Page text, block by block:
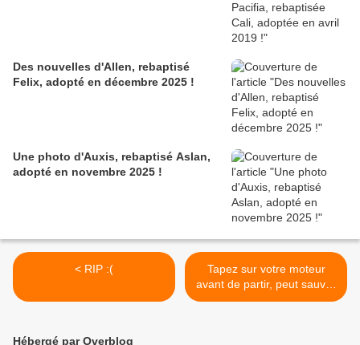
Des nouvelles d'Allen, rebaptisé
Felix, adopté en décembre 2025 !
Une photo d'Auxis, rebaptisé Aslan,
adopté en novembre 2025 !
< RIP :(
Tapez sur votre moteur
avant de partir, peut sauver
des vies ! >
Hébergé par Overblog